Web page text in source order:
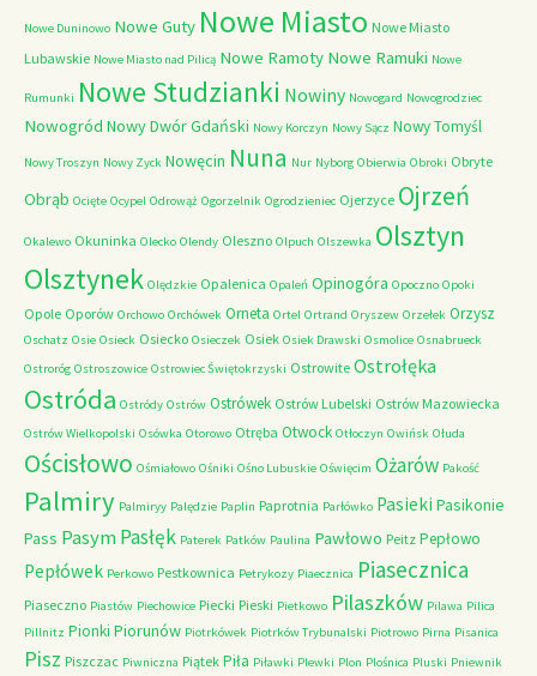
Nowe Duninowo Nowe Guty Nowe Miasto Nowe Miasto
Lubawskie Nowe Miasto nad Pilicą Nowe Ramoty Nowe Ramuki Nowe
Rumunki Nowe Studzianki Nowiny Nowogard Nowogrodziec
Nowogród Nowy Dwór Gdański Nowy Korczyn Nowy Sącz Nowy Tomyśl
Nowy Troszyn Nowy Zyck Nowęcin Nuna Nur Nyborg Obierwia Obroki Obryte
Obrąb Ocięte Ocypel Odrowąż Ogorzelnik Ogrodzieniec Ojerzyce Ojrzeń
Okalewo Okuninka Olecko Olendy Oleszno Olpuch Olszewka Olsztyn
Olsztynek Olędzkie Opalenica Opaleń Opinogóra Opoczno Opoki
Opole Oporów Orchowo Orchówek Orneta Ortel Ortrand Oryszew Orzełek Orzysz
Oschatz Osie Osieck Osiecko Osieczek Osiek Osiek Drawski Osmolice Osnabrueck
Ostroróg Ostroszowice Ostrowiec Świętokrzyski Ostrowite Ostrołęka
Ostróda Ostródy Ostrów Ostrówek Ostrów Lubelski Ostrów Mazowiecka
Ostrów Wielkopolski Osówka Otorowo Otręba Otwock Otłoczyn Owińsk Ołuda
Ościsłowo Ośmiałowo Ośniki Ośno Lubuskie Oświęcim Ożarów Pakość
Palmiry Palmiryy Palędzie Paplin Paprotnia Parłówko Pasieki Pasikonie
Pass PasymPasłęk Paterek Patków Paulina Pawłowo Peitz Pepłowo
Pepłówek Perkowo Pestkownica Petrykozy Piaecznica Piasecznica
Piaseczno Piastów Piechowice Piecki Pieski Pietkowo Pilaszków Pilawa Pilica
Pillnitz Pionki Piorunów Piotrkówek Piotrków Trybunalski Piotrowo Pirna Pisanica
Pisz Piszczac Piwniczna Piątek Piła Piławki Plewki Plon Plośnica Pluski Pniewnik